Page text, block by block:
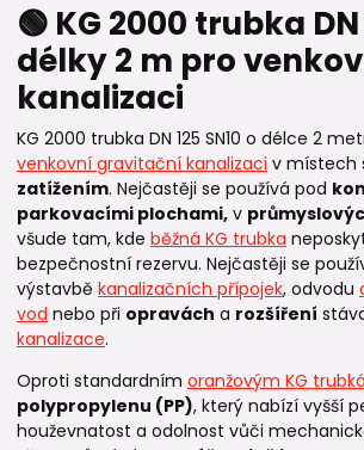
🟢 KG 2000 trubka DN
délky 2 m pro
kanalizaci
KG 2000 trubka DN 125 SN10 o délce 2
venkovní gravitační kanalizaci v místech
zatížením. Nejčastěji se používá pod
parkovacími plochami, v
všude tam, kde běžná KG trubka
bezpečnostní rezervu. Nejčastěji se
výstavbě kanalizačních přípojek, odvodu
vod nebo při opravách a rozšíření
kanalizace.
Oproti standardním oranžovým KG
polypropylenu (PP), který nabízí vyšší
houževnatost a odolnost vůči